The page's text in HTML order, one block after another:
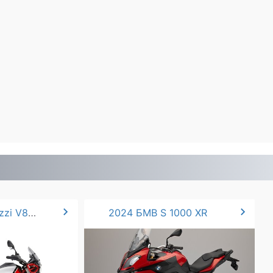
2024 Moto Guzzi V85 TT. chevron_right 2024 БМВ S 1000 XR chevron_right